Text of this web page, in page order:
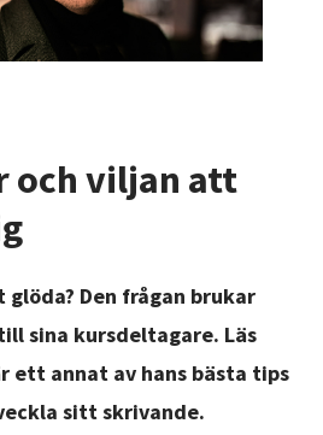
och viljan att
Den frågan brukar
sina kursdeltagare. Läs
ett annat av hans bästa tips
sitt skrivande.